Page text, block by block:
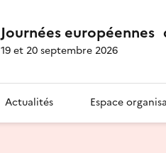
Journées
19 et 20 septembre 2026
Actualités Espace